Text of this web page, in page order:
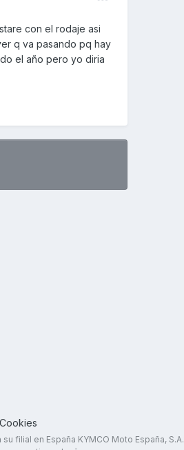
con el rodaje asi
q va pasando pq hay
el año pero yo diria
Cookies
filial en España KYMCO Moto España, S.A.